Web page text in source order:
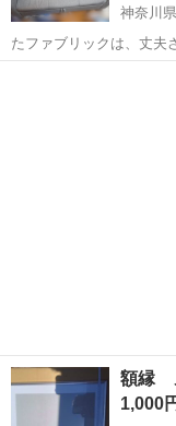
神奈川
たファブリックは、丈夫
リとした手触りで、オ…
額縁
1,000